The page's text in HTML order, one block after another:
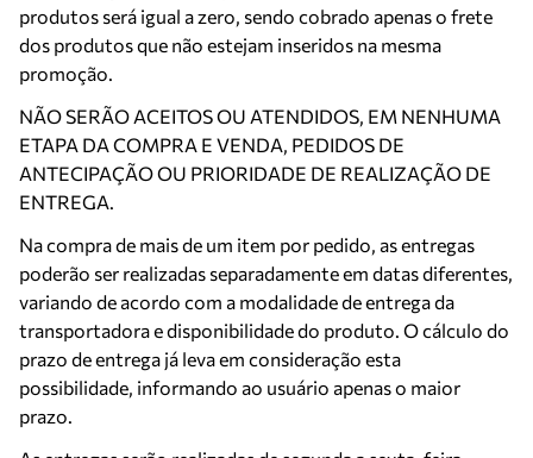
produtos será igual a zero, sendo cobrado apenas o frete
dos produtos que não estejam inseridos na mesma
promoção.
NÃO SERÃO ACEITOS OU ATENDIDOS, EM NENHUMA
ETAPA DA COMPRA E VENDA, PEDIDOS DE
ANTECIPAÇÃO OU PRIORIDADE DE REALIZAÇÃO DE
ENTREGA.
Na compra de mais de um item por pedido, as entregas
poderão ser realizadas separadamente em datas diferentes,
variando de acordo com a modalidade de entrega da
transportadora e disponibilidade do produto. O cálculo do
prazo de entrega já leva em consideração esta
possibilidade, informando ao usuário apenas o maior
prazo.